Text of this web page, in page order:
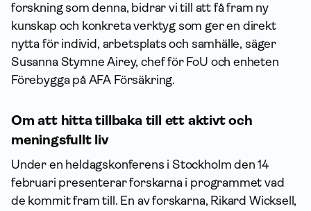
forskning som denna, bidrar vi till att få fram ny
kunskap och konkreta verktyg som ger en direkt
nytta för individ, arbetsplats och samhälle, säger
Susanna Stymne Airey, chef för FoU och enheten
Förebygga på AFA Försäkring.
Om att hitta tillbaka till ett aktivt och
meningsfullt liv
Under en heldagskonferens i Stockholm den 14
februari presenterar forskarna i programmet vad
de kommit fram till. En av forskarna, Rikard Wicksell,